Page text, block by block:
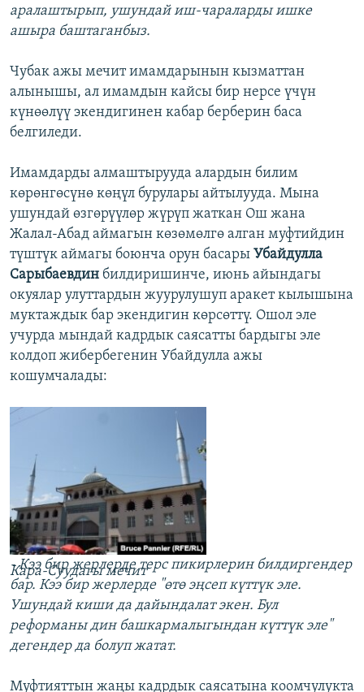
аралаштырып, ушундай иш-чараларды ишке
ашыра баштаганбыз.
Чубак ажы мечит имамдарынын кызматтан
алынышы, ал имамдын кайсы бир нерсе үчүн
күнөөлүү экендигинен кабар берберин баса
белгиледи.
Имамдарды алмаштырууда алардын билим
көрөнгөсүнө көңүл бурулары айтылууда. Мына
ушундай өзгөрүүлөр жүрүп жаткан Ош жана
Жалал-Абад аймагын көзөмөлгө алган муфтийдин
түштүк аймагы боюнча орун басары Убайдулла
Сарыбаевдин билдиришинче, июнь айындагы
окуялар улуттардын жуурулушуп аракет кылышына
муктаждык бар экендигин көрсөттү. Ошол эле
учурда мындай кадрдык саясатты бардыгы эле
колдоп жибербегенин Убайдулла ажы
кошумчалады:
Кара-Суудагы мечит
- Кээ бир жерлерде терс пикирлерин билдиргендер
бар. Кээ бир жерлерде "өтө эңсеп күттүк эле.
Ушундай киши да дайындалат экен. Бул
реформаны дин башкармалыгындан күттүк эле"
дегендер да болуп жатат.
Муфтияттын жаңы кадрдык саясатына коомчулукта